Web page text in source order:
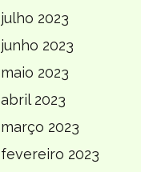
julho 2023
junho 2023
maio 2023
abril 2023
março 2023
fevereiro 2023